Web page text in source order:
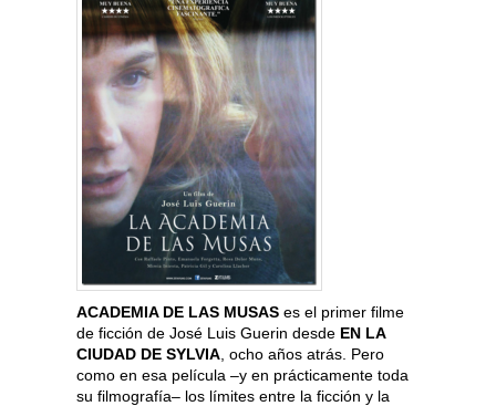
ACADEMIA DE LAS MUSAS es el primer filme
de ficción de José Luis Guerin desde EN LA
CIUDAD DE SYLVIA , ocho años atrás. Pero
como en esa película –y en prácticamente toda
su filmografía– los límites entre la ficción y la